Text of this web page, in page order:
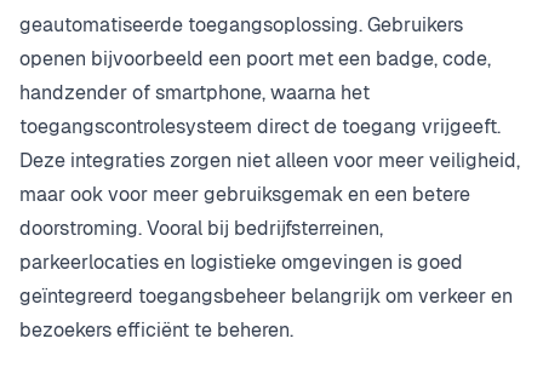
geautomatiseerde toegangsoplossing. Gebruikers
openen bijvoorbeeld een poort met een badge, code,
handzender of smartphone, waarna het
toegangscontrolesysteem direct de toegang vrijgeeft.
Deze integraties zorgen niet alleen voor meer veiligheid,
maar ook voor meer gebruiksgemak en een betere
doorstroming. Vooral bij bedrijfsterreinen,
parkeerlocaties en logistieke omgevingen is goed
geïntegreerd toegangsbeheer belangrijk om verkeer en
bezoekers efficiënt te beheren.